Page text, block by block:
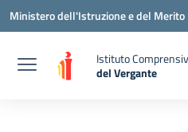
Vai ai contenuti
Vai al menu di navigazione
Vai al footer
Ministero dell'Istruzione e del Merito
Istituto
del Vergante
— Visita la pagina